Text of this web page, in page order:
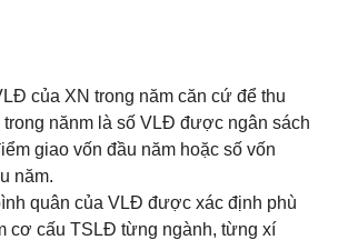
của XN trong năm căn cứ để thu
nănm là số VLĐ được ngân sách
giao vốn đầu năm hoặc số vốn
năm.
quân của VLĐ được xác định phù
cơ cấu TSLĐ từng ngành, từng xí